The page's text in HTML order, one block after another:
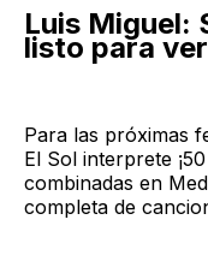
Luis Miguel:
listo para
Para las próximas
El Sol interprete
combinadas en
completa de